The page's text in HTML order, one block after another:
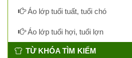
Áo lớp tuổi tuất, tuổi chó
Áo lớp tuổi hợi, tuổi lợn
TỪ KHÓA TÌM KIẾM